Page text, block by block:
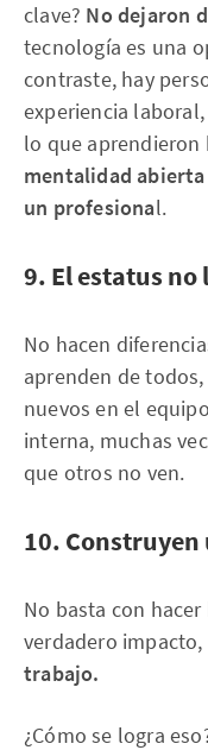
clave? No dejaron
tecnología es una
contraste, hay
experiencia
lo que aprendieron
mentalidad
un profesional.
9. El estatus
No hacen
aprenden de
nuevos en el
interna, muchas
que otros no ven.
10.
No basta con
verdadero impacto,
trabajo.
¿Cómo se logra